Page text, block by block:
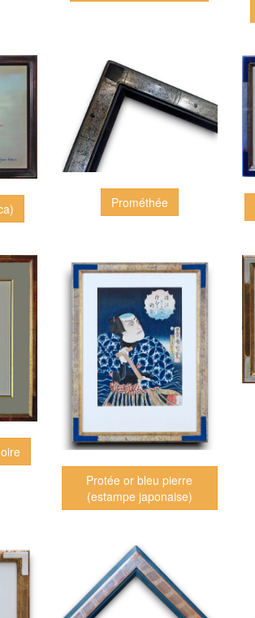
Prométhée
Protée or bleu pierre
(estampe japonaise)